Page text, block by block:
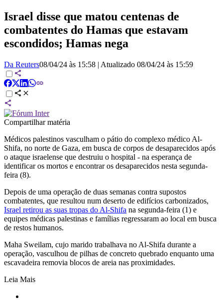
Israel disse que matou centenas de
combatentes do Hamas que estavam
escondidos; Hamas nega
Da Reuters08/04/24 às 15:58 | Atualizado 08/04/24 às 15:59
Compartilhar matéria
Médicos palestinos vasculham o pátio do complexo médico Al-
Shifa, no norte de Gaza, em busca de corpos de desaparecidos após
o ataque israelense que destruiu o hospital - na esperança de
identificar os mortos e encontrar os desaparecidos nesta segunda-
feira (8).
Depois de uma operação de duas semanas contra supostos
combatentes, que resultou num deserto de edifícios carbonizados,
Israel retirou as suas tropas do Al-Shifa na segunda-feira (1) e
equipes médicas palestinas e famílias regressaram ao local em busca
de restos humanos.
Maha Sweilam, cujo marido trabalhava no Al-Shifa durante a
operação, vasculhou de pilhas de concreto quebrado enquanto uma
escavadeira removia blocos de areia nas proximidades.
Leia Mais